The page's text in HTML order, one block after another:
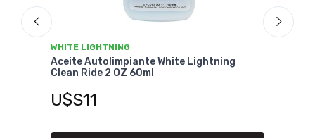
WHITE LIGHTNING
Aceite Autolimpiante White Lightning
Clean Ride 2 OZ 60ml
U$S11